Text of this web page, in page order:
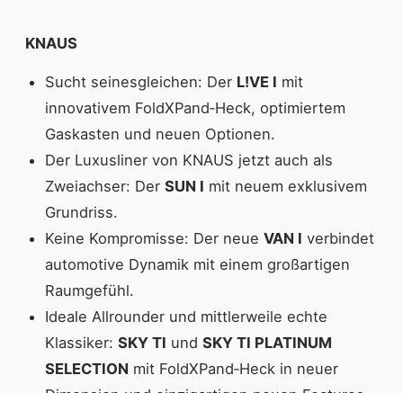
KNAUS
Sucht seinesgleichen: Der L!VE I mit
innovativem FoldXPand‐Heck, optimiertem
Gaskasten und neuen Optionen.
Der Luxusliner von KNAUS jetzt auch als
Zweiachser: Der SUN I mit neuem exklusivem
Grundriss.
Keine Kompromisse: Der neue VAN I verbindet
automotive Dynamik mit einem großartigen
Raumgefühl.
Ideale Allrounder und mittlerweile echte
Klassiker: SKY TI und SKY TI PLATINUM
SELECTION mit FoldXPand‐Heck in neuer